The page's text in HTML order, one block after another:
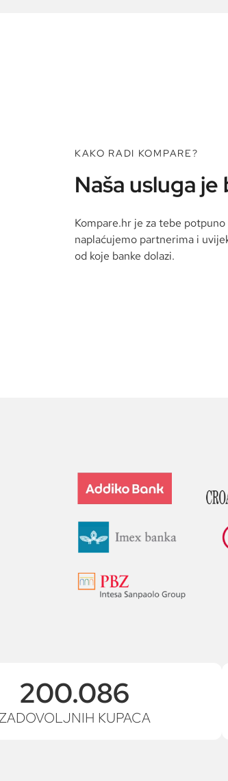
KAKO RADI KOMPARE?
Naša usluga
Kompare.hr je za tebe
naplaćujemo partnerima i
od koje banke dolazi.
200.086
KUPACA